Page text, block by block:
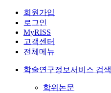
회원가입
로그인
MyRISS
고객센터
전체메뉴
학술연구정보서비스 검색
학위논문